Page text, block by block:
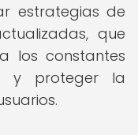
estrategias de
que
los constantes
y proteger la